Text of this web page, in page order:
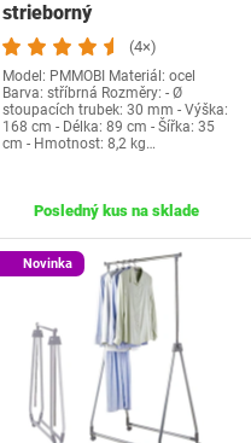
strieborný
(4×)
Model: PMMOBI Materiál: ocel
Barva: stříbrná Rozměry: - Ø
stoupacích trubek: 30 mm - Výška:
168 cm - Délka: 89 cm - Šířka: 35
cm - Hmotnost: 8,2 kg…
Posledný kus na sklade
Novinka